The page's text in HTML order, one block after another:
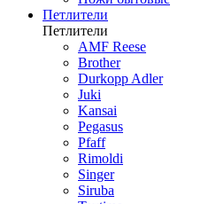
Петлители
Петлители
AMF Reese
Brother
Durkopp Adler
Juki
Kansai
Pegasus
Pfaff
Rimoldi
Singer
Siruba